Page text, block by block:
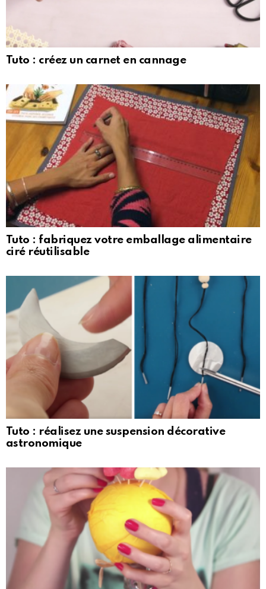
Tuto : créez un carnet en cannage
Tuto : fabriquez votre emballage alimentaire
ciré réutilisable
Tuto : réalisez une suspension décorative
astronomique